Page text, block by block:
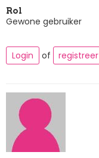
Rol
Gewone gebruiker
Login of registreer